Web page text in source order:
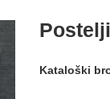
Kataloški